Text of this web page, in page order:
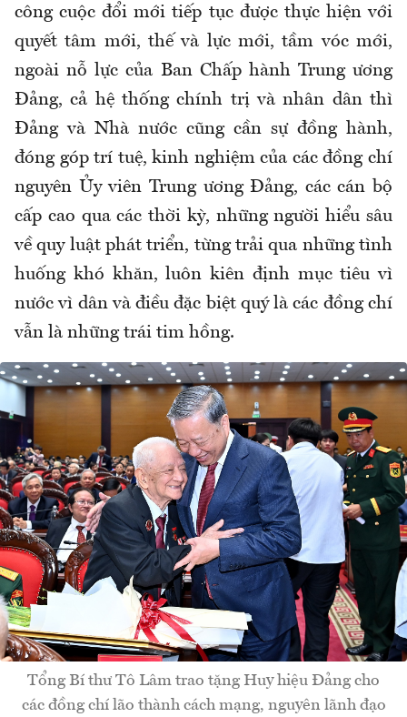
công cuộc đổi mới tiếp tục được thực hiện với
quyết tâm mới, thế và lực mới, tầm vóc mới,
ngoài nỗ lực của Ban Chấp hành Trung ương
Đảng, cả hệ thống chính trị và nhân dân thì
Đảng và Nhà nước cũng cần sự đồng hành,
đóng góp trí tuệ, kinh nghiệm của các đồng chí
nguyên Ủy viên Trung ương Đảng, các cán bộ
cấp cao qua các thời kỳ, những người hiểu sâu
về quy luật phát triển, từng trải qua những tình
huống khó khăn, luôn kiên định mục tiêu vì
nước vì dân và điều đặc biệt quý là các đồng chí
vẫn là những trái tim hồng.
Tổng Bí thư Tô Lâm trao tặng Huy hiệu Đảng cho
các đồng chí lão thành cách mạng, nguyên lãnh đạo